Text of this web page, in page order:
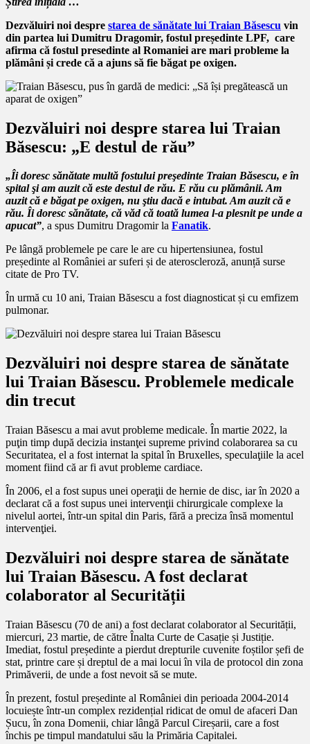
Dezvăluiri noi despre starea de sănătate lui Traian Băsescu vin
din partea lui Dumitru Dragomir, fostul președinte LPF, care
afirma că fostul presedinte al Romaniei are mari probleme la
plămâni și crede că a ajuns să fie băgat pe oxigen.
Dezvăluiri noi despre starea lui Traian
Băsescu: „E destul de rău”
„Îi doresc sănătate multă fostului preşedinte Traian Băsescu, e în
spital şi am auzit că este destul de rău. E rău cu plămânii. Am
auzit că e băgat pe oxigen, nu ştiu dacă e intubat. Am auzit că e
rău. Îi doresc sănătate, că văd că toată lumea l-a plesnit pe unde a
apucat”, a spus Dumitru Dragomir la Fanatik.
Pe lângă problemele pe care le are cu hipertensiunea, fostul
președinte al României ar suferi și de ateroscleroză, anunță surse
citate de Pro TV.
În urmă cu 10 ani, Traian Băsescu a fost diagnosticat și cu emfizem
pulmonar.
Dezvăluiri noi despre starea de sănătate
lui Traian Băsescu. Problemele medicale
din trecut
Traian Băsescu a mai avut probleme medicale. În martie 2022, la
puţin timp după decizia instanţei supreme privind colaborarea sa cu
Securitatea, el a fost internat la spital în Bruxelles, speculaţiile la acel
moment fiind că ar fi avut probleme cardiace.
În 2006, el a fost supus unei operaţii de hernie de disc, iar în 2020 a
declarat că a fost supus unei intervenţii chirurgicale complexe la
nivelul aortei, într-un spital din Paris, fără a preciza însă momentul
intervenţiei.
Dezvăluiri noi despre starea de sănătate
lui Traian Băsescu. A fost declarat
colaborator al Securității
Traian Băsescu (70 de ani) a fost declarat colaborator al Securității,
miercuri, 23 martie, de către Înalta Curte de Casație și Justiție.
Imediat, fostul președinte a pierdut drepturile cuvenite foștilor șefi de
stat, printre care și dreptul de a mai locui în vila de protocol din zona
Primăverii, de unde a fost nevoit să se mute.
În prezent, fostul președinte al României din perioada 2004-2014
locuiește într-un complex rezidențial ridicat de omul de afaceri Dan
Șucu, în zona Domenii, chiar lângă Parcul Cireșarii, care a fost
închis pe timpul mandatului său la Primăria Capitalei.